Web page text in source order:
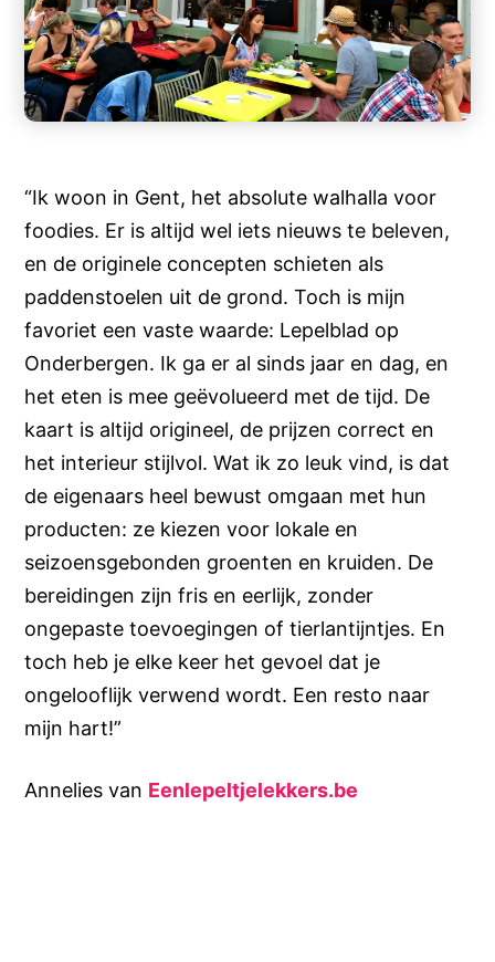
“Ik woon in Gent, het absolute walhalla voor
foodies. Er is altijd wel iets nieuws te beleven,
en de originele concepten schieten als
paddenstoelen uit de grond. Toch is mijn
favoriet een vaste waarde: Lepelblad op
Onderbergen. Ik ga er al sinds jaar en dag, en
het eten is mee geëvolueerd met de tijd. De
kaart is altijd origineel, de prijzen correct en
het interieur stijlvol. Wat ik zo leuk vind, is dat
de eigenaars heel bewust omgaan met hun
producten: ze kiezen voor lokale en
seizoensgebonden groenten en kruiden. De
bereidingen zijn fris en eerlijk, zonder
ongepaste toevoegingen of tierlantijntjes. En
toch heb je elke keer het gevoel dat je
ongelooflijk verwend wordt. Een resto naar
mijn hart!”
Annelies van Eenlepeltjelekkers.be